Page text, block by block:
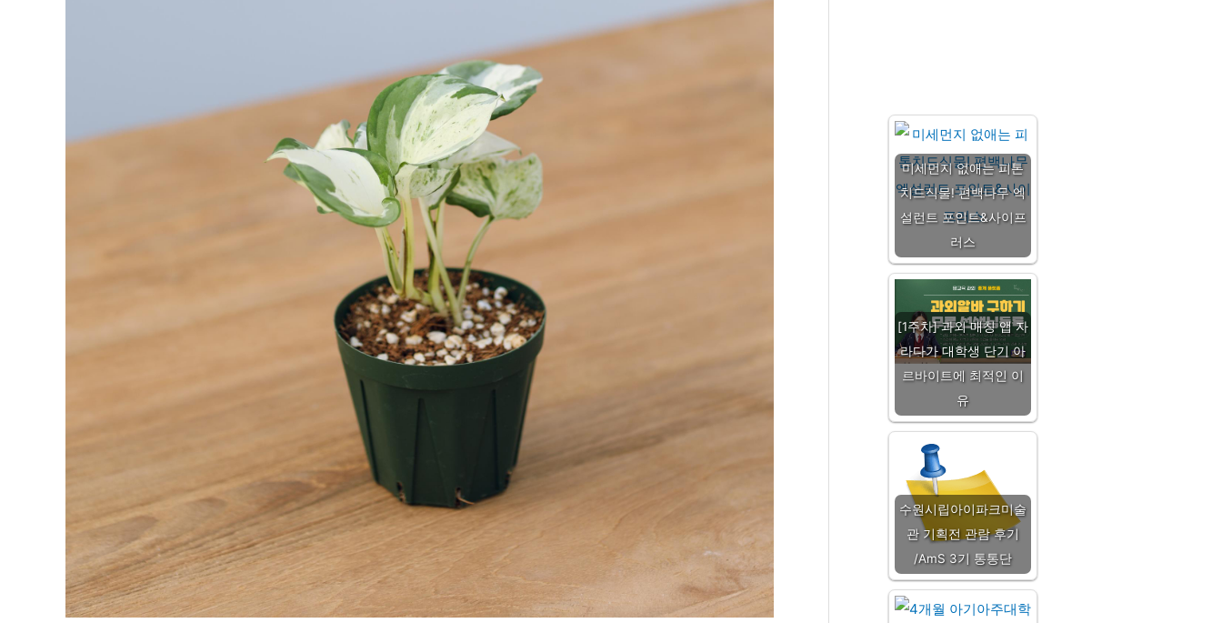
미세먼지 없애는 피톤
치드식물! 편백나무 엑
설런트 포인트&사이프
러스
[1주차] 과외 매칭 앱 자
라다가 대학생 단기 아
르바이트에 최적인 이
유
수원시립아이파크미술
관 기획전 관람 후기
/AmS 3기 통통단